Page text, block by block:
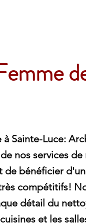
à Sainte-Luce:
nos services
de bénéficier
compétitifs!
détail du
et les